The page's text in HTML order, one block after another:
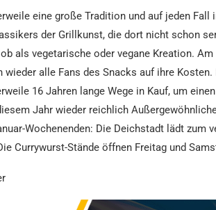
eine große Tradition und auf jeden
der Grillkunst, die dort nicht schon
als vegetarische oder vegane Kreation.
alle Fans des Snacks auf ihre
16 Jahren lange Wege in Kauf, um
Jahr wieder reichlich
Wochenenden: Die Deichstadt lädt
Currywurst-Stände öffnen Freitag und